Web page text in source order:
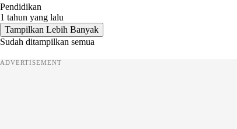
Pendidikan
1 tahun yang lalu
Tampilkan Lebih Banyak
Sudah ditampilkan semua
ADVERTISEMENT